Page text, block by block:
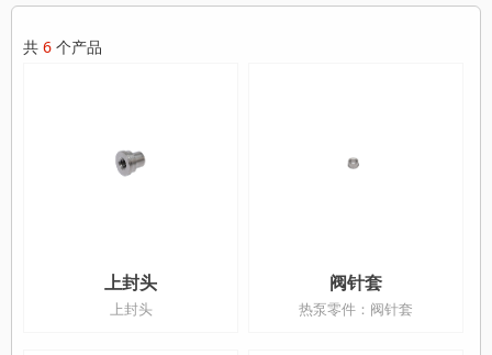
共 6 个产品
上封头
上封头
阀针套
热泵零件：阀针套